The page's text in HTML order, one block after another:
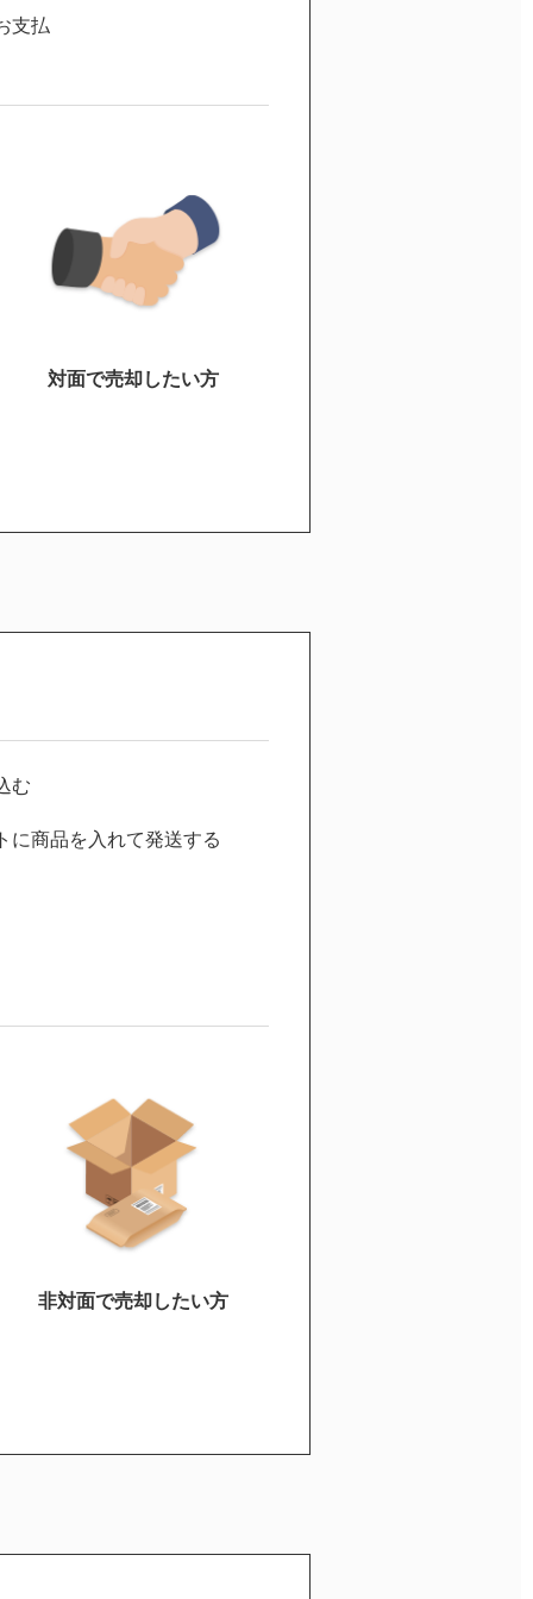
支払
対面で売却したい方
む
に商品を入れて発送する
非対面で売却したい方